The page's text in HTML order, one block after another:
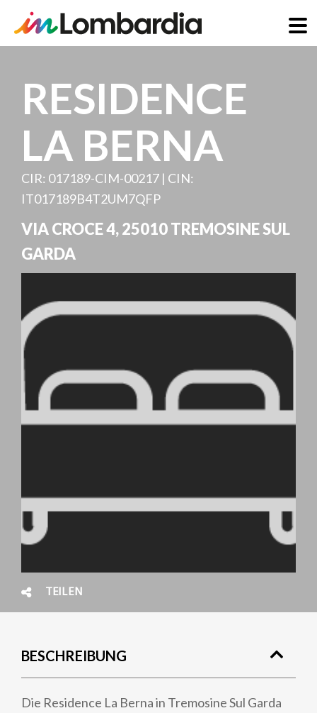
RESIDENCE
LA BERNA
CIR: 017189-CIM-00217 | CIN:
IT017189B4T2UM7QFP
VIA CROCE 4,25010TREMOSINE SUL
GARDA
TEILEN
BESCHREIBUNG
Die Residence La Berna in Tremosine Sul Garda